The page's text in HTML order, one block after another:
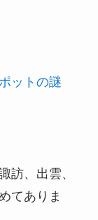
ットの謎
訪、出雲、
てありま